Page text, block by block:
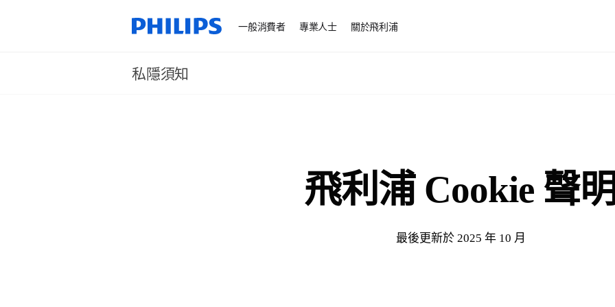
一般消費者 專業人士 關於飛利浦
私隱須知
飛利浦 Cookie 聲
最後更新於 2025 年 10 月